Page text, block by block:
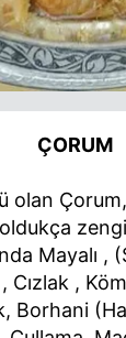
ÇORUM
olan
oldukça
Mayalı ,
, Cızlak ,
Borhani